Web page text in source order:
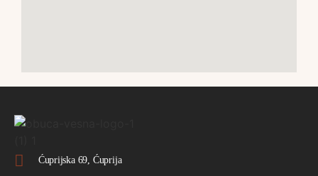
Ćuprijska 69, Ćuprija